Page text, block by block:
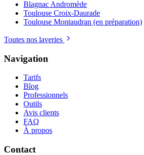
Blagnac Andromède
Toulouse Croix-Daurade
Toulouse Montaudran (en préparation)
Toutes nos laveries
Navigation
Tarifs
Blog
Professionnels
Outils
Avis clients
FAQ
À propos
Contact